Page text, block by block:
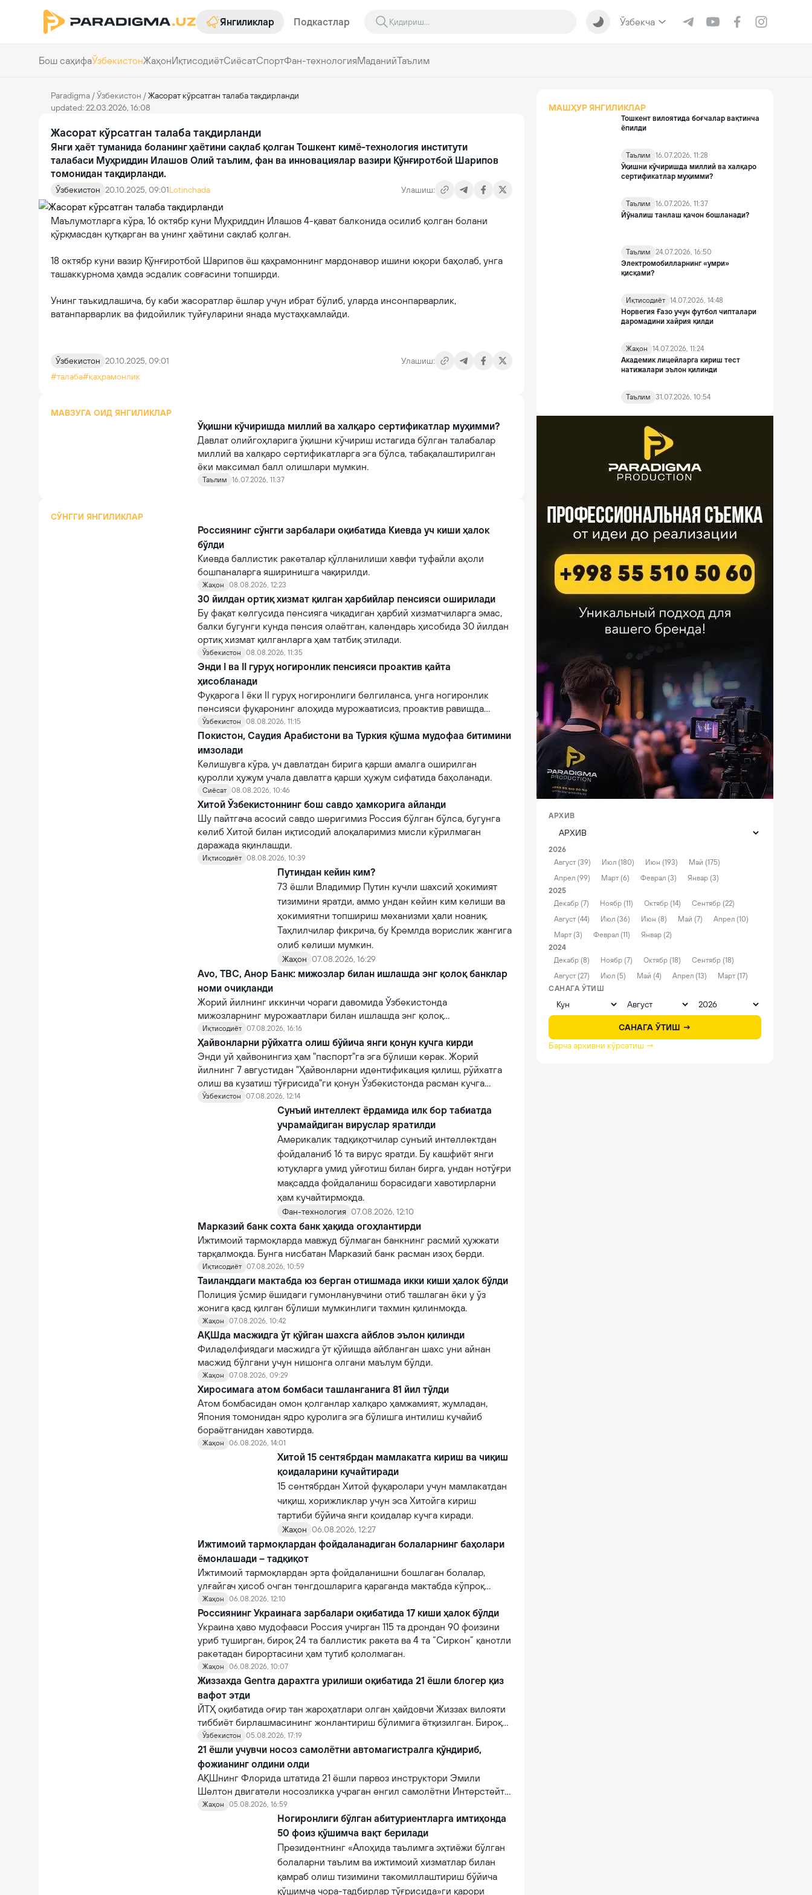
Янгиликлар Подкастлар Ўзбекча
Бош саҳифаЎзбекистонЖаҳонИқтисодиётСиёсатСпортФан-технологияМаданийТаълим
Paradigma /Ўзбекистон /Жасорат кўрсатган талаба тақдирланди
updated: 22.03.2026, 16:08
Жасорат кўрсатган талаба тақдирланди
Янги ҳаёт туманида боланинг ҳаётини сақлаб қолган Тошкент кимё-технология институти
талабаси Муҳриддин Илашов Олий таълим, фан ва инновациялар вазири Қўнғиротбой Шарипов
томонидан тақдирланди.
Ўзбекистон 20.10.2025, 09:01Lotinchada Улашиш:
Маълумотларга кўра, 16 октябр куни Муҳриддин Илашов 4-қават балконида осилиб қолган болани
қўрқмасдан қутқарган ва унинг ҳаётини сақлаб қолган.
18 октябр куни вазир Қўнғиротбой Шарипов ёш қаҳрамоннинг мардонавор ишини юқори баҳолаб, унга
ташаккурнома ҳамда эсдалик совғасини топширди.
Унинг таъкидлашича, бу каби жасоратлар ёшлар учун ибрат бўлиб, уларда инсонпарварлик,
ватaнпарварлик ва фидойилик туйғуларини янада мустаҳкамлайди.
Ўзбекистон 20.10.2025, 09:01
Улашиш:
#талаба#қаҳрамонлик
МАВЗУГА ОИД ЯНГИЛИКЛАР
Ўқишни кўчиришда миллий ва халқаро сертификатлар муҳимми?
Давлат олийгоҳларига ўқишни кўчириш истагида бўлган талабалар
миллий ва халқаро сертификатларга эга бўлса, табақалаштирилган
ёки максимал балл олишлари мумкин.
Таълим 16.07.2026, 11:37
СЎНГГИ ЯНГИЛИКЛАР
Россиянинг сўнгги зарбалари оқибатида Киевда уч киши ҳалок
бўлди
Киевда баллистик ракеталар қўлланилиши хавфи туфайли аҳоли
бошпаналарга яширинишга чақирилди.
Жаҳон 08.08.2026, 12:23
30 йилдан ортиқ хизмат қилган ҳарбийлар пенсияси оширилади
Бу фақат келгусида пенсияга чиқадиган ҳарбий хизматчиларга эмас,
балки бугунги кунда пенсия олаётган, календарь ҳисобида 30 йилдан
ортиқ хизмат қилганларга ҳам татбиқ этилади.
Ўзбекистон 08.08.2026, 11:35
Энди I ва II гуруҳ ногиронлик пенсияси проактив қайта
ҳисобланади
Фуқарога I ёки II гуруҳ ногиронлиги белгиланса, унга ногиронлик
пенсияси фуқаронинг алоҳида мурожаатисиз, проактив равишда
тайинланади.
Ўзбекистон 08.08.2026, 11:15
Покистон, Саудия Арабистони ва Туркия қўшма мудофаа битимини
имзолади
Келишувга кўра, уч давлатдан бирига қарши амалга оширилган
қуролли ҳужум учала давлатга қарши ҳужум сифатида баҳоланади.
Сиёсат 08.08.2026, 10:46
Хитой Ўзбекистоннинг бош савдо ҳамкорига айланди
Шу пайтгача асосий савдо шеригимиз Россия бўлган бўлса, бугунга
келиб Хитой билан иқтисодий алоқаларимиз мисли кўрилмаган
даражада яқинлашди.
Иқтисодиёт 08.08.2026, 10:39
Путиндан кейин ким?
73 ёшли Владимир Путин кучли шахсий ҳокимият
тизимини яратди, аммо ундан кейин ким келиши ва
ҳокимиятни топшириш механизми ҳали ноаниқ.
Таҳлилчилар фикрича, бу Кремлда ворислик жангига
олиб келиши мумкин.
Жаҳон 07.08.2026, 16:29
Avo, TBC, Анор Банк: мижозлар билан ишлашда энг қолоқ банклар
номи очиқланди
Жорий йилнинг иккинчи чораги давомида Ўзбекистонда
мижозларнинг мурожаатлари билан ишлашда энг қолоқ
кўрсаткичларга эга 10 та тижорий банклар рўйхати очиқланган.
Иқтисодиёт 07.08.2026, 16:16
Ҳайвонларни рўйхатга олиш бўйича янги қонун кучга кирди
Энди уй ҳайвонингиз ҳам "паспорт"га эга бўлиши керак. Жорий
йилнинг 7 августидан "Ҳайвонларни идентификация қилиш, рўйхатга
олиш ва кузатиш тўғрисида"ги қонун Ўзбекистонда расман кучга
кирди.
Ўзбекистон 07.08.2026, 12:14
Сунъий интеллект ёрдамида илк бор табиатда
учрамайдиган вируслар яратилди
Америкалик тадқиқотчилар сунъий интеллектдан
фойдаланиб 16 та вирус яратди. Бу кашфиёт янги
ютуқларга умид уйғотиш билан бирга, ундан нотўғри
мақсадда фойдаланиш борасидаги хавотирларни
ҳам кучайтирмоқда.
Фан-технология 07.08.2026, 12:10
Марказий банк сохта банк ҳақида огоҳлантирди
Ижтимоий тармоқларда мавжуд бўлмаган банкнинг расмий ҳужжати
тарқалмоқда. Бунга нисбатан Марказий банк расман изоҳ берди.
Иқтисодиёт 07.08.2026, 10:59
Таиланддаги мактабда юз берган отишмада икки киши ҳалок бўлди
Полиция ўсмир ёшидаги гумонланувчини отиб ташлаган ёки у ўз
жонига қасд қилган бўлиши мумкинлиги тахмин қилинмоқда.
Жаҳон 07.08.2026, 10:42
АҚШда масжидга ўт қўйган шахсга айблов эълон қилинди
Филаделфиядаги масжидга ўт қўйишда айбланган шахс уни айнан
масжид бўлгани учун нишонга олгани маълум бўлди.
Жаҳон 07.08.2026, 09:29
Хиросимага атом бомбаси ташланганига 81 йил тўлди
Атом бомбасидан омон қолганлар халқаро ҳамжамият, жумладан,
Япония томонидан ядро қуролига эга бўлишга интилиш кучайиб
бораётганидан хавотирда.
Жаҳон 06.08.2026, 14:01
Хитой 15 сентябрдан мамлакатга кириш ва чиқиш
қоидаларини кучайтиради
15 сентябрдан Хитой фуқаролари учун мамлакатдан
чиқиш, хорижликлар учун эса Хитойга кириш
тартиби бўйича янги қоидалар кучга киради.
Жаҳон 06.08.2026, 12:27
Ижтимоий тармоқлардан фойдаланадиган болаларнинг баҳолари
ёмонлашади – тадқиқот
Ижтимоий тармоқлардан эрта фойдаланишни бошлаган болалар,
улғайгач ҳисоб очган тенгдошларига қараганда мактабда кўпроқ
қийналишади.
Жаҳон 06.08.2026, 12:10
Россиянинг Украинага зарбалари оқибатида 17 киши ҳалок бўлди
Украина ҳаво мудофааси Россия учирган 115 та дрондан 90 фоизини
уриб туширган, бироқ 24 та баллистик ракета ва 4 та “Сиркон” қанотли
ракетадан бирортасини ҳам тутиб қололмаган.
Жаҳон 06.08.2026, 10:07
Жиззахда Gentra дарахтга урилиши оқибатида 21 ёшли блогер қиз
вафот этди
ЙТҲ оқибатида оғир тан жароҳатлари олган ҳайдовчи Жиззах вилояти
тиббиёт бирлашмасининг жонлантириш бўлимига ётқизилган. Бироқ
шифокорлар томонидан кўрсатилган тиббий муолажаларга
қарамасдан, у вафот этган.
Ўзбекистон 05.08.2026, 17:19
21 ёшли учувчи носоз самолётни автомагистралга қўндириб,
фожианинг олдини олди
АҚШнинг Флорида штатида 21 ёшли парвоз инструктори Эмили
Шелтон двигатели носозликка учраган енгил самолётни Интерстейт
10 автомагистралига муваффақиятли қўндириб, эҳтимолий йирик
фожианинг олдини олди.
Жаҳон 05.08.2026, 16:59
Ногиронлиги бўлган абитуриентларга имтиҳонда
50 фоиз қўшимча вақт берилади
Президентнинг «Алоҳида таълимга эҳтиёжи бўлган
болаларни таълим ва ижтимоий хизматлар билан
қамраб олиш тизимини такомиллаштириш бўйича
қўшимча чора-тадбирлар тўғрисида»ги қарори
МАШҲУР ЯНГИЛИКЛАР
Тошкент вилоятида боғчалар вақтинча
ёпилди
Таълим
16.07.2026, 11:28
Ўқишни кўчиришда миллий ва халқаро
сертификатлар муҳимми?
Таълим
16.07.2026, 11:37
Йўналиш танлаш қачон бошланади?
Таълим
24.07.2026, 16:50
Электромобилларнинг «умри»
қисқами?
Иқтисодиёт 14.07.2026, 14:48
Норвегия Ғазо учун футбол чипталари
даромадини хайрия қилди
Жаҳон
14.07.2026, 11:24
Академик лицейларга кириш тест
натижалари эълон қилинди
Таълим 31.07.2026, 10:54
АРХИВ
2026
Август (39)
Июл (180) Июн (193)
Май (175)
Апрел (99)
Март (6) Феврал (3)
Январ (3)
2025
Декабр (7)
Ноябр (11) Октябр (14)
Сентябр (22)
Август (44)
Июл (36) Июн (8) Май (7)
Апрел (10)
Март (3)
Феврал (11)
Январ (2)
2024
Декабр (8)
Ноябр (7) Октябр (18)
Сентябр (18)
Август (27)
Июл (5) Май (4) Апрел (13)
Март (17)
САНАГА ЎТИШ
САНАГА ЎТИШ →
Барча архивни кўрсатиш →